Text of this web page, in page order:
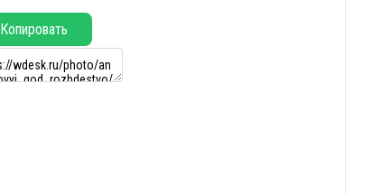
Копировать